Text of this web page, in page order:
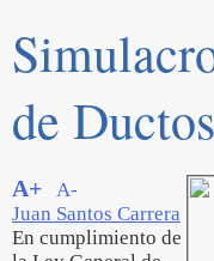
de
A+
A-
Juan Santos Carrera
En cumplimiento de